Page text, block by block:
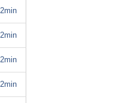
2min
2min
2min
2min